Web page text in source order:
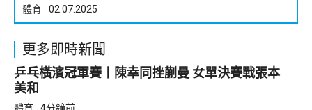
體育 02.07.2025
更多即時新聞
乒乓橫濱冠軍賽丨陳幸同挫蒯曼 女單決賽戰張本
美和
體育 4分鐘前